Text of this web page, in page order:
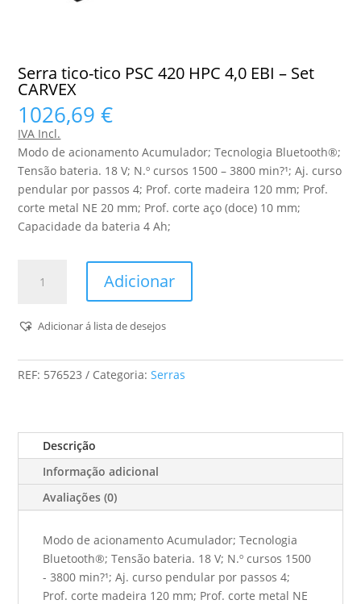
Serra tico-tico PSC 420 HPC 4,0 EBI – Set
CARVEX
1026,69€
IVA Incl.
Modo de acionamento Acumulador; Tecnologia Bluetooth®;
Tensão bateria. 18 V; N.º cursos 1500 – 3800 min?¹; Aj. curso
pendular por passos 4; Prof. corte madeira 120 mm; Prof.
corte metal NE 20 mm; Prof. corte aço (doce) 10 mm;
Capacidade da bateria 4 Ah;
tico-
PSC
420
EBI
CARVEX
Adicionar
Adicionar á lista de desejos
REF: 576523 Categoria:Serras
Descrição
Informação adicional
Avaliações (0)
Modo de acionamento Acumulador; Tecnologia
Bluetooth®; Tensão bateria. 18 V; N.º cursos 1500
- 3800 min?¹; Aj. curso pendular por passos 4;
Prof. corte madeira 120 mm; Prof. corte metal NE